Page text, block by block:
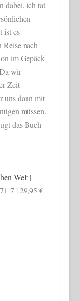
dabei, ich tat
ist es
Reise nach
im Gepäck
wir
Zeit
uns dann mit
müssen.
das Buch
Welt|
7 | 29,95 €